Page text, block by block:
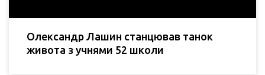
Олександр Лашин станцював танок
живота з учнями 52 школи